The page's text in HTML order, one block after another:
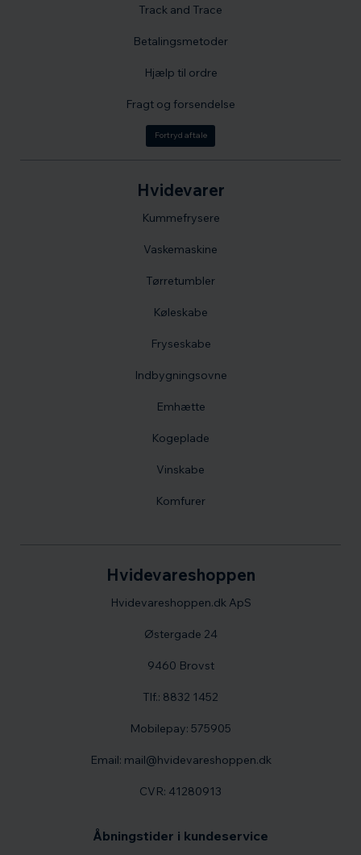
Hvidevareshoppen
Hvidevareshoppen.dk ApS
Østergade 24
9460 Brovst
Tlf.: 8832 1452
Mobilepay: 575905
Email: mail@hvidevareshoppen.dk
CVR: 41280913
Åbningstider i kundeservice
Hvidevarer
Kummefrysere
Vaskemaskine
Tørretumbler
Køleskabe
Fryseskabe
Indbygningsovne
Emhætte
Kogeplade
Vinskabe
Komfurer
Track and Trace
Betalingsmetoder
Hjælp til ordre
Fragt og forsendelse
Fortryd aftale